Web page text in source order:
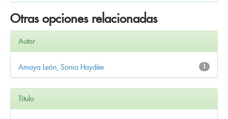
Otras opciones relacionadas
Autor
1
Amaya León, Sonia Haydée
Título